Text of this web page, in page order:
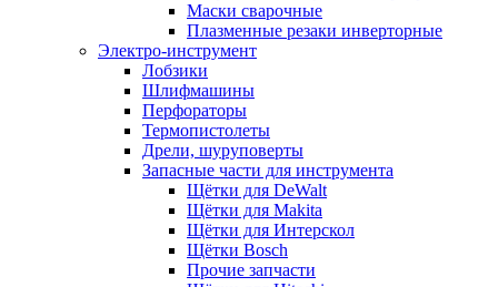
Маски сварочные
Плазменные резаки инверторные
Электро-инструмент
Лобзики
Шлифмашины
Перфораторы
Термопистолеты
Дрели, шуруповерты
Запасные части для инструмента
Щётки для DeWalt
Щётки для Makita
Щётки для Интерскол
Щётки Bosch
Прочие запчасти